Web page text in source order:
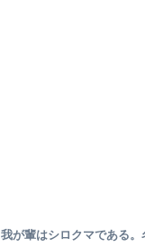
我が輩はシロクマである。